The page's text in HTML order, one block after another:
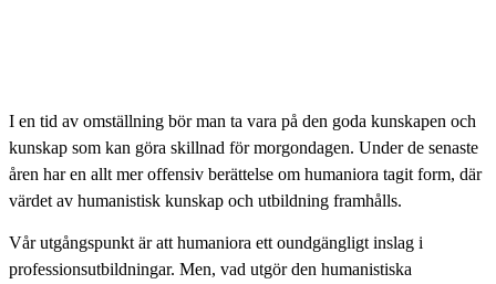
I en tid av omställning bör man ta vara på den goda kunskapen och
kunskap som kan göra skillnad för morgondagen. Under de senaste
åren har en allt mer offensiv berättelse om humaniora tagit form, där
värdet av humanistisk kunskap och utbildning framhålls.
Vår utgångspunkt är att humaniora ett oundgängligt inslag i
professionsutbildningar. Men, vad utgör den humanistiska